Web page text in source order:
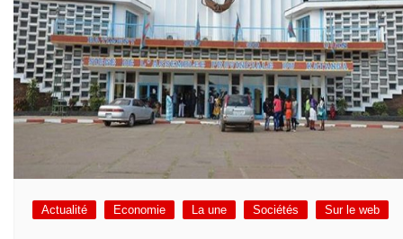
Actualité Economie La une Sociétés Sur le web